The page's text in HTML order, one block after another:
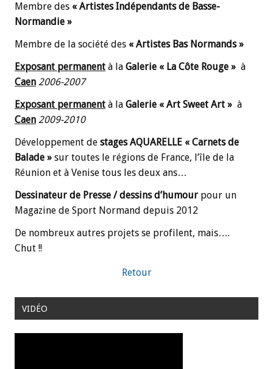
Membre des « Artistes Indépendants de Basse-
Normandie »
Membre de la société des « Artistes Bas Normands »
Exposant permanent à la Galerie « La Côte Rouge » à
Caen 2006-2007
Exposant permanent à la Galerie « Art Sweet Art » à
Caen 2009-2010
Développement de stages AQUARELLE « Carnets de
Balade » sur toutes le régions de France, l’île de la
Réunion et à Venise tous les deux ans…
Dessinateur de Presse / dessins d’humour pour un
Magazine de Sport Normand depuis 2012
De nombreux autres projets se profilent, mais….
Chut !!
Retour
VIDÉO